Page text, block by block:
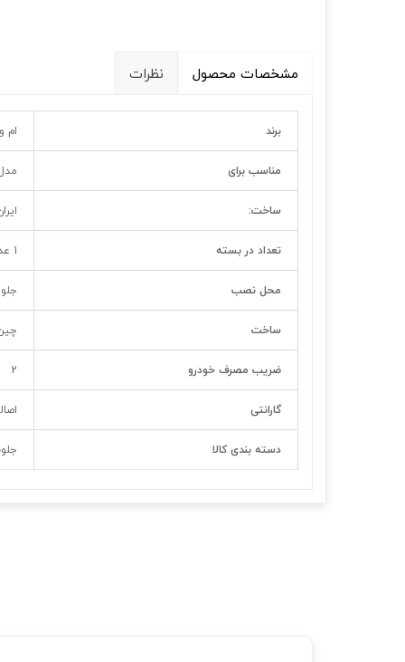
مشخصات محصول نظرات
برند ام
مناسب برای
ساخت:
تعداد در بسته 1 عدد
محل نصب
ساخت
ضریب مصرف خودرو 2
گارانتی
دسته بندی کالا